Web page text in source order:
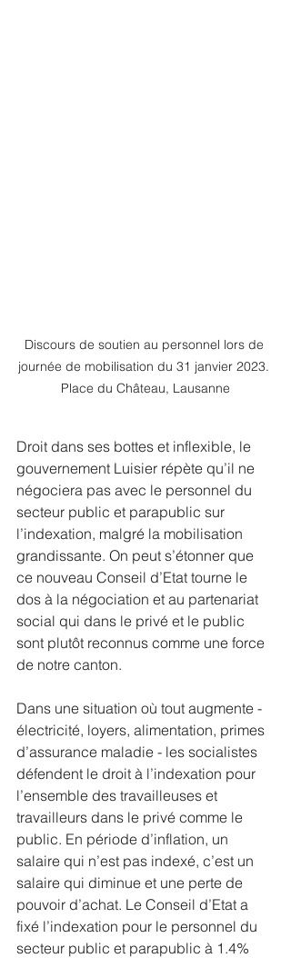
Discours de soutien au personnel lors de
journée de mobilisation du 31 janvier 2023.
Place du Château, Lausanne
Droit dans ses bottes et inflexible, le
gouvernement Luisier répète qu’il ne
négociera pas avec le personnel du
secteur public et parapublic sur
l’indexation, malgré la mobilisation
grandissante. On peut s’étonner que
ce nouveau Conseil d’Etat tourne le
dos à la négociation et au partenariat
social qui dans le privé et le public
sont plutôt reconnus comme une force
de notre canton.
Dans une situation où tout augmente -
électricité, loyers, alimentation, primes
d’assurance maladie - les socialistes
défendent le droit à l’indexation pour
l’ensemble des travailleuses et
travailleurs dans le privé comme le
public. En période d’inflation, un
salaire qui n’est pas indexé, c’est un
salaire qui diminue et une perte de
pouvoir d’achat. Le Conseil d’Etat a
fixé l’indexation pour le personnel du
secteur public et parapublic à 1.4%